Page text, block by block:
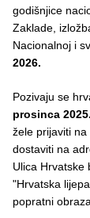
godišnjice
Zaklade,
Nacionalnoj i
2026.
Pozivaju se
prosinca 2025.
žele prijaviti na
dostaviti na
Ulica Hrvatske
"Hrvatska
popratni